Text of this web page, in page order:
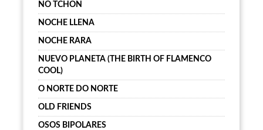
NÔ TCHON
NOCHE LLENA
NOCHE RARA
NUEVO PLANETA (THE BIRTH OF FLAMENCO
COOL)
O NORTE DO NORTE
OLD FRIENDS
OSOS BIPOLARES